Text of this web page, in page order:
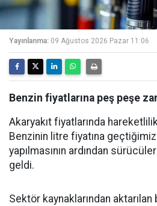
Yayınlanma: 09 Ağustos 2026 Pazar 11:06
Benzin fiyatlarına peş peşe
Akaryakıt fiyatlarında
Benzinin litre fiyatına
yapılmasının ardından
geldi.
Sektör kaynaklarından